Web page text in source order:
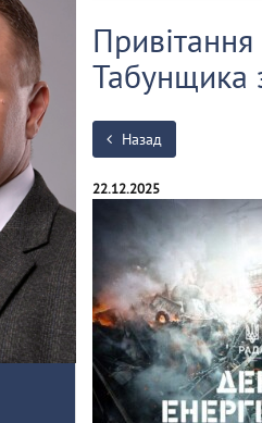
Табунщика
Назад
22.12.2025